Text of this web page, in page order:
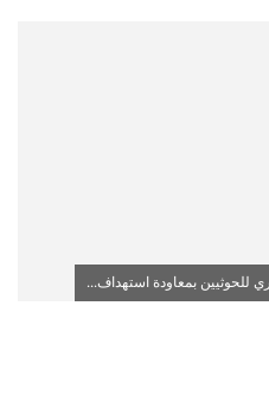
للحوثيين بمعاودة استهداف...